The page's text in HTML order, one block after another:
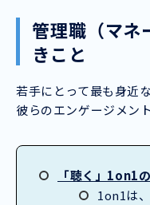
管理職（マネ
きこと
若手にとって最も身近
彼らのエンゲージメン
「聴く」1on1
1on1は